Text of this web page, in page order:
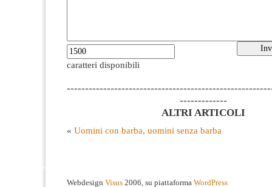
caratteri disponibili
-------------
ALTRI ARTICOLI
« Uomini con barba, uomini senza barba
Webdesign Visus 2006, su piattaforma WordPress